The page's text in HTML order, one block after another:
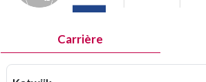
Carrière